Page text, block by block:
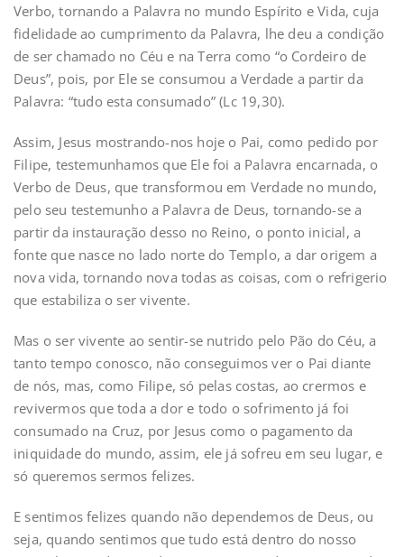
Verbo, tornando a Palavra no mundo Espírito e Vida, cuja
fidelidade ao cumprimento da Palavra, lhe deu a condição
de ser chamado no Céu e na Terra como “o Cordeiro de
Deus”, pois, por Ele se consumou a Verdade a partir da
Palavra: “tudo esta consumado” (Lc 19,30).
Assim, Jesus mostrando-nos hoje o Pai, como pedido por
Filipe, testemunhamos que Ele foi a Palavra encarnada, o
Verbo de Deus, que transformou em Verdade no mundo,
pelo seu testemunho a Palavra de Deus, tornando-se a
partir da instauração desso no Reino, o ponto inicial, a
fonte que nasce no lado norte do Templo, a dar origem a
nova vida, tornando nova todas as coisas, com o refrigerio
que estabiliza o ser vivente.
Mas o ser vivente ao sentir-se nutrido pelo Pão do Céu, a
tanto tempo conosco, não conseguimos ver o Pai diante
de nós, mas, como Filipe, só pelas costas, ao crermos e
revivermos que toda a dor e todo o sofrimento já foi
consumado na Cruz, por Jesus como o pagamento da
iniquidade do mundo, assim, ele já sofreu em seu lugar, e
só queremos sermos felizes.
E sentimos felizes quando não dependemos de Deus, ou
seja, quando sentimos que tudo está dentro do nosso